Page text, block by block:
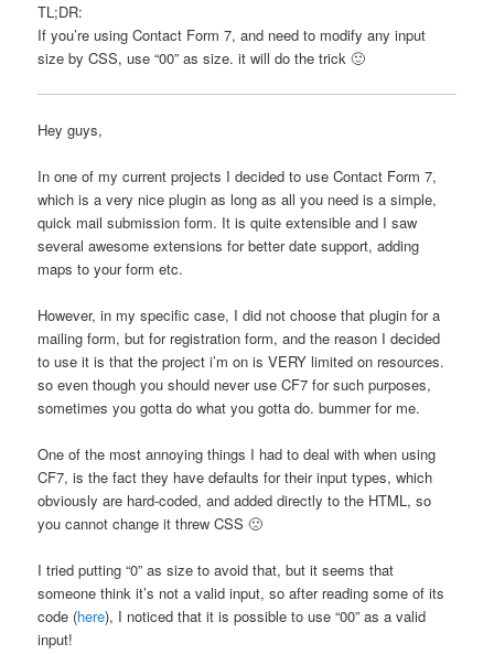
TL;DR:
If you’re using Contact Form 7, and need to modify any input
size by CSS, use “00” as size. it will do the trick 🙂
Hey guys,
In one of my current projects I decided to use Contact Form 7,
which is a very nice plugin as long as all you need is a simple,
quick mail submission form. It is quite extensible and I saw
several awesome extensions for better date support, adding
maps to your form etc.
However, in my specific case, I did not choose that plugin for a
mailing form, but for registration form, and the reason I decided
to use it is that the project i’m on is VERY limited on resources.
so even though you should never use CF7 for such purposes,
sometimes you gotta do what you gotta do. bummer for me.
One of the most annoying things I had to deal with when using
CF7, is the fact they have defaults for their input types, which
obviously are hard-coded, and added directly to the HTML, so
you cannot change it threw CSS 🙁
I tried putting “0” as size to avoid that, but it seems that
someone think it’s not a valid input, so after reading some of its
code (here), I noticed that it is possible to use “00” as a valid
input!